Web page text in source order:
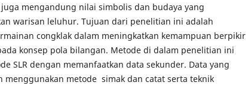
mengandung nilai simbolis dan budaya yang
warisan leluhur. Tujuan dari penelitian ini adalah
congklak dalam meningkatkan kemampuan berpikir
konsep pola bilangan. Metode di dalam penelitian ini
SLR dengan memanfaatkan data sekunder. Data yang
menggunakan metode simak dan catat serta teknik